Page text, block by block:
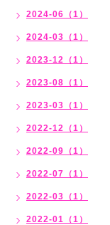
2024-06（1）
2024-03（1）
2023-12（1）
2023-08（1）
2023-03（1）
2022-12（1）
2022-09（1）
2022-07（1）
2022-03（1）
2022-01（1）